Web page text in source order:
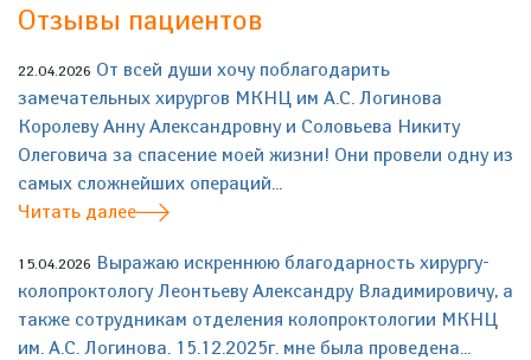
Отзывы пациентов
22.04.2026 От всей души хочу поблагодарить
замечательных хирургов МКНЦ им А.С. Логинова
Королеву Анну Александровну и Соловьева Никиту
Олеговича за спасение моей жизни! Они провели одну из
самых сложнейших операций...
Читать далее
15.04.2026 Выражаю искреннюю благодарность хирургу-
колопроктологу Леонтьеву Александру Владимировичу, а
также сотрудникам отделения колопроктологии МКНЦ
им. А.С. Логинова. 15.12.2025г. мне была проведена...